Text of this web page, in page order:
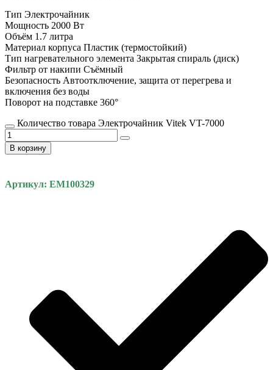
Тип Электрочайник
Мощность 2000 Вт
Объём 1.7 литра
Материал корпуса Пластик (термостойкий)
Тип нагревательного элемента Закрытая спираль (диск)
Фильтр от накипи Съёмный
Безопасность Автоотключение, защита от перегрева и
включения без воды
Поворот на подставке 360°
Количество товара Электрочайник Vitek VT-7000
В корзину
Артикул: EM100329